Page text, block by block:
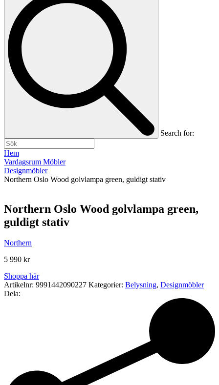
Search for:
Hem
Vardagsrum Möbler
Designmöbler
Northern Oslo Wood golvlampa green, guldigt stativ
Northern Oslo Wood golvlampa green,
guldigt stativ
Northern
5 990 kr
Shoppa här
Artikelnr: 9991442090227 Kategorier: Belysning, Designmöbler
Dela: